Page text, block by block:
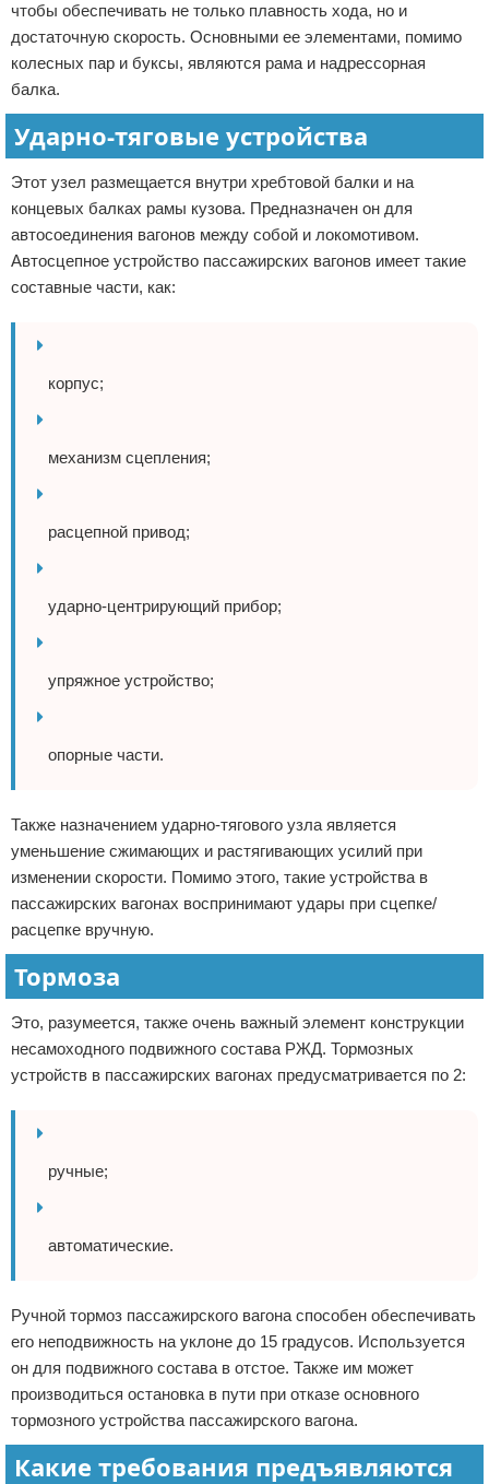
чтобы обеспечивать не только плавность хода, но и
достаточную скорость. Основными ее элементами, помимо
колесных пар и буксы, являются рама и надрессорная
балка.
Ударно-тяговые устройства
Этот узел размещается внутри хребтовой балки и на
концевых балках рамы кузова. Предназначен он для
автосоединения вагонов между собой и локомотивом.
Автосцепное устройство пассажирских вагонов имеет такие
составные части, как:
корпус;
механизм сцепления;
расцепной привод;
ударно-центрирующий прибор;
упряжное устройство;
опорные части.
Также назначением ударно-тягового узла является
уменьшение сжимающих и растягивающих усилий при
изменении скорости. Помимо этого, такие устройства в
пассажирских вагонах воспринимают удары при сцепке/
расцепке вручную.
Тормоза
Это, разумеется, также очень важный элемент конструкции
несамоходного подвижного состава РЖД. Тормозных
устройств в пассажирских вагонах предусматривается по 2:
ручные;
автоматические.
Ручной тормоз пассажирского вагона способен обеспечивать
его неподвижность на уклоне до 15 градусов. Используется
он для подвижного состава в отстое. Также им может
производиться остановка в пути при отказе основного
тормозного устройства пассажирского вагона.
Какие требования предъявляются